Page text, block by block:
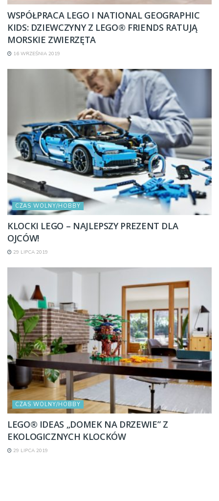
WSPÓŁPRACA LEGO I NATIONAL GEOGRAPHIC
KIDS: DZIEWCZYNY Z LEGO® FRIENDS RATUJĄ
MORSKIE ZWIERZĘTA
16 WRZEŚNIA 2019
CZAS WOLNY/HOBBY
KLOCKI LEGO – NAJLEPSZY PREZENT DLA
OJCÓW!
29 LIPCA 2019
CZAS WOLNY/HOBBY
LEGO® IDEAS „DOMEK NA DRZEWIE” Z
EKOLOGICZNYCH KLOCKÓW
29 LIPCA 2019